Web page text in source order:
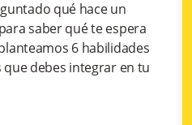
qué hace un
saber qué te espera
6 habilidades
debes integrar en tu